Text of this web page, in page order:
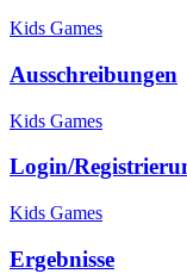
Kids Games
Ausschreibungen
Kids Games
Login/
Kids Games
Ergebnisse